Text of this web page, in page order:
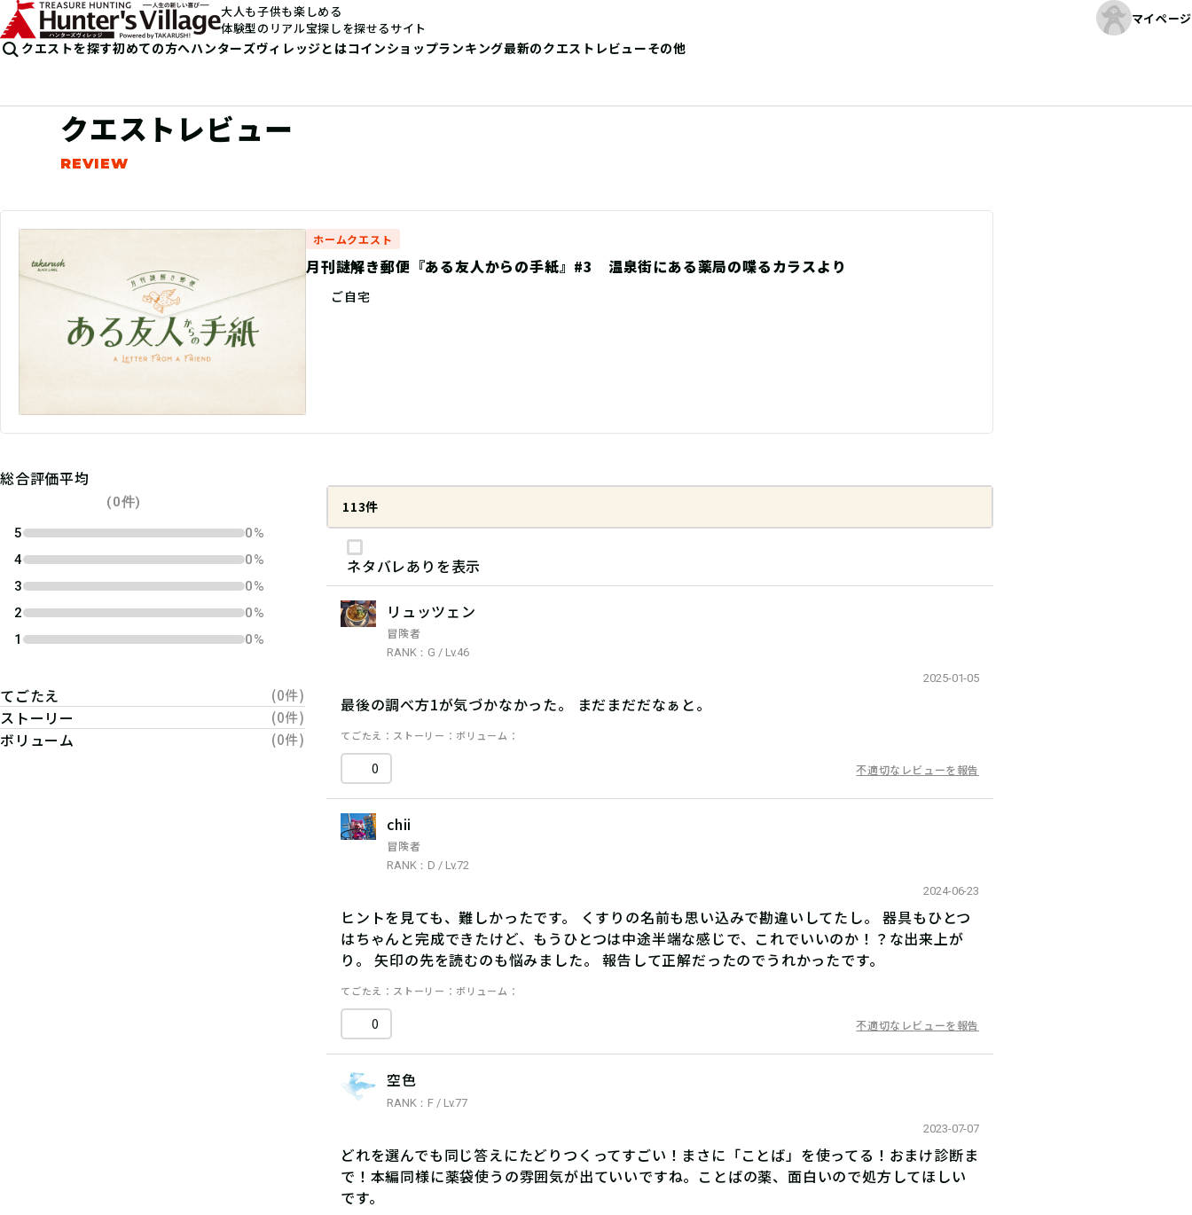
大人も子供も楽しめる
体験型のリアル宝探しを探せるサイト
マイページ
クエストを探す初めての方へハンターズヴィレッジとはコインショップランキング最新のクエストレビューその他
クエストレビュー
ホームクエスト
月刊謎解き郵便『ある友人からの手紙』#3 温泉街にある薬局の喋るカラスより
ご自宅
総合評価平均
(0件)
5
0%
4
0%
3
0%
2
0%
1
0%
てごたえ (0件)
ストーリー (0件)
ボリューム (0件)
113件
ネタバレありを表示
リュッツェン
冒険者
RANK：G / Lv.46
2025-01-05
最後の調べ方1が気づかなかった。 まだまだだなぁと。
てごたえ ストーリー ボリューム
0 不適切なレビューを報告
chii
冒険者
RANK：D / Lv.72
2024-06-23
ヒントを見ても、難しかったです。 くすりの名前も思い込みで勘違いしてたし。 器具もひとつ
はちゃんと完成できたけど、もうひとつは中途半端な感じで、これでいいのか！？な出来上が
り。 矢印の先を読むのも悩みました。 報告して正解だったのでうれかったです。
てごたえ ストーリー ボリューム
0 不適切なレビューを報告
空色
RANK：F / Lv.77
2023-07-07
どれを選んでも同じ答えにたどりつくってすごい！まさに「ことば」を使ってる！おまけ診断ま
で！本編同様に薬袋使うの雰囲気が出ていいですね。ことばの薬、面白いので処方してほしい
です。